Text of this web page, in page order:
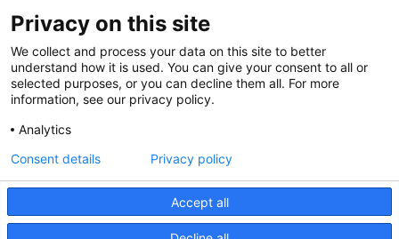
Lectoren en onderzoekers
Bedrijven
Hogescholen
De grootste kennisbank van het HBO
Inspiratie op jouw vakgebied
Privacy on this site
We collect and process your data on this site to better
understand how it is used. You can give your consent to all or
selected purposes, or you can decline them all. For more
information, see our privacy policy.
Analytics
Accept all
Consent details Privacy policy